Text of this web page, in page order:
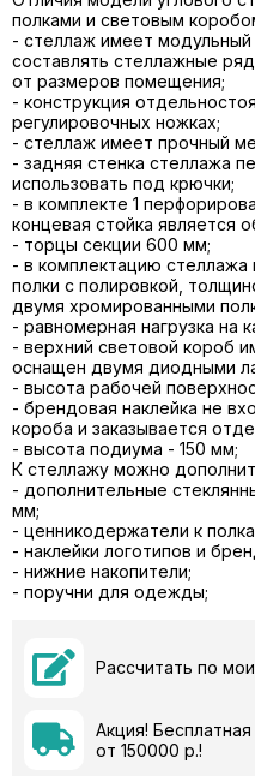
полками и световым
- стеллаж имеет
составлять стеллажные
от размеров помещения;
- конструкция
регулировочных ножках;
- стеллаж имеет прочный
- задняя стенка стеллажа
использовать под крючки;
- в комплекте 1
концевая стойка является
- торцы секции 600 мм;
- в комплектацию
полки с полировкой,
двумя хромированными
- равномерная нагрузка на
- верхний световой короб
оснащен двумя диодными
- высота рабочей
- брендовая наклейка не
короба и заказывается
- высота подиума - 150 мм;
К стеллажу можно
- дополнительные
мм;
- ценникодержатели к
- наклейки логотипов и
- нижние накопители;
- поручни для одежды;
Рассчитать по
Акция!
от 150000 р.!